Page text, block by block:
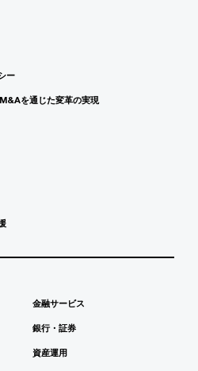
ー
を通じた変革の実現
金融サービス
銀行・証券
資産運用